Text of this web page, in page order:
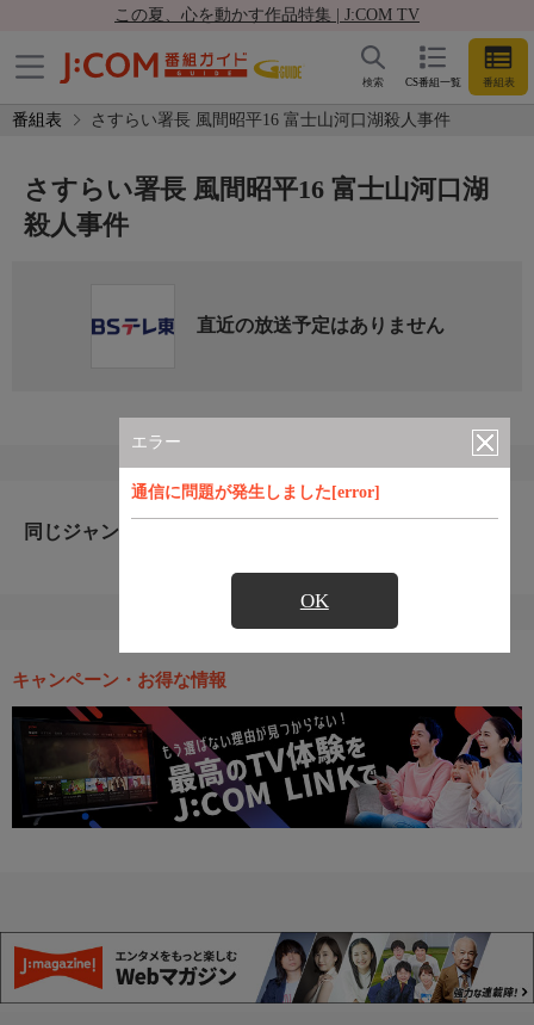
この夏、心を動かす作品特集 | J:COM TV
CS番組一覧 番組表
検索
番組表 さすらい署長 風間昭平16 富士山河口湖殺人事件
エラー
通信に問題が発生しました[error]
OK
さすらい署長 風間昭平16 富士山河口湖
殺人事件
直近の放送予定はありません
同じジャンルのおすすめ番組
キャンペーン・お得な情報